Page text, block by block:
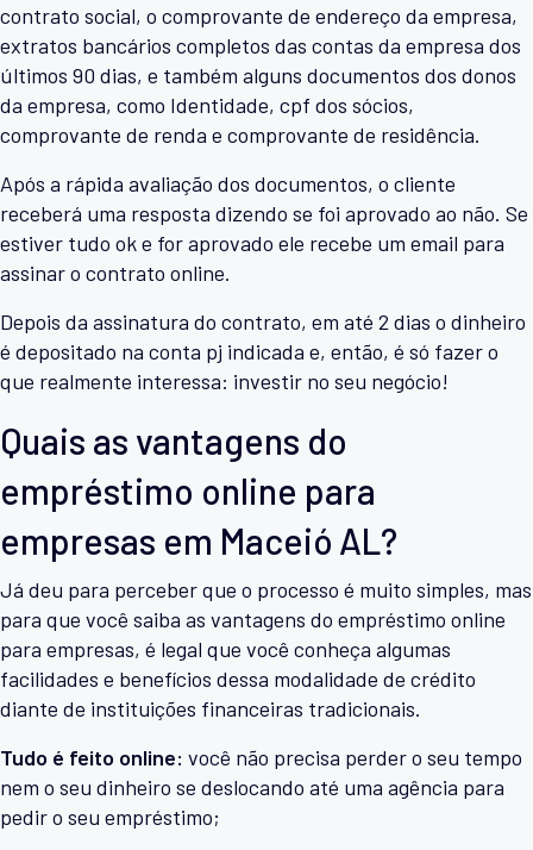
contrato social, o comprovante de endereço da empresa,
extratos bancários completos das contas da empresa dos
últimos 90 dias, e também alguns documentos dos donos
da empresa, como Identidade, cpf dos sócios,
comprovante de renda e comprovante de residência.
Após a rápida avaliação dos documentos, o cliente
receberá uma resposta dizendo se foi aprovado ao não. Se
estiver tudo ok e for aprovado ele recebe um email para
assinar o contrato online.
Depois da assinatura do contrato, em até 2 dias o dinheiro
é depositado na conta pj indicada e, então, é só fazer o
que realmente interessa: investir no seu negócio!
Quais as vantagens do
empréstimo online para
empresas em Maceió AL?
Já deu para perceber que o processo é muito simples, mas
para que você saiba as vantagens do empréstimo online
para empresas, é legal que você conheça algumas
facilidades e benefícios dessa modalidade de crédito
diante de instituições financeiras tradicionais.
Tudo é feito online: você não precisa perder o seu tempo
nem o seu dinheiro se deslocando até uma agência para
pedir o seu empréstimo;